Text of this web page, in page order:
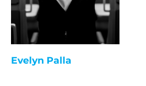
Evelyn Palla